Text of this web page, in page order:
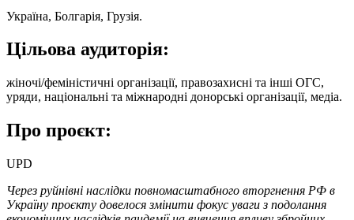
Україна, Болгарія, Грузія.
Цільова аудиторія:
жіночі/феміністичні організації, правозахисні та інші ОГС,
уряди, національні та міжнародні донорські організації, медіа.
Про проєкт:
UPD
Через руйнівні наслідки повномасштабного вторгнення РФ в
Україну проєкту довелося змінити фокус уваги з подолання